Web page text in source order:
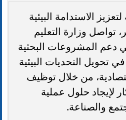
الاستدامة البيئية
تواصل وزارة التعليم
دعم المشروعات البحثية
تحويل التحديات البيئية
من خلال توظيف
لإيجاد حلول عملية
والصناعة.